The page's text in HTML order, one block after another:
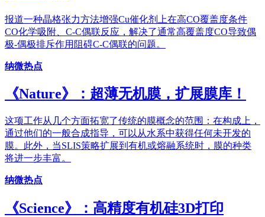
报道一种晶格张力方法增强Cu催化剂上在高CO覆盖度条件
CO化学吸附、C-C偶联反应，解决了通常高覆盖度CO导致偶
极-偶极排斥作用阻碍C-C偶联的问题。
纳微热点
《Nature》：超薄无机膜，扩展膜库！
这项工作从几个方面拓宽了传统的膜概念的范围：在构成上，
通过他们的一般合成指导，可以从水系中获得任何未开发的
膜。此外，当SLIS策略扩展到有机或熔融系统时，膜的种类
将进一步丰富。
纳微热点
《Science》：高精度有机硅3D打印